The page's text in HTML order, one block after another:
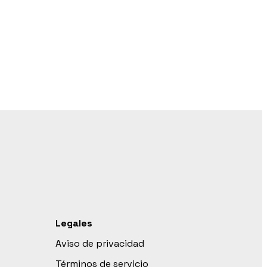
Legales
Aviso de privacidad
Términos de servicio